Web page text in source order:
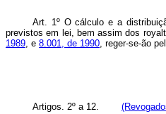
Art. 1º O cálculo e a
previstos em lei, bem assim dos
1989, e 8.001, de 1990, reger-se-ão
Artigos. 2º a 12.